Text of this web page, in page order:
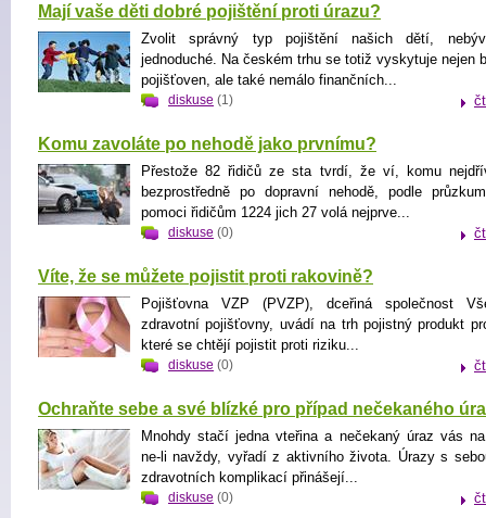
Mají vaše děti dobré pojištění proti úrazu?
Zvolit správný typ pojištění našich dětí,
jednoduché. Na českém trhu se totiž vyskytuje nejen
pojišťoven, ale také nemálo finančních...
diskuse (1)
Komu zavoláte po nehodě jako prvnímu?
Přestože 82 řidičů ze sta tvrdí, že ví, komu
bezprostředně po dopravní nehodě, podle
pomoci řidičům 1224 jich 27 volá nejprve...
diskuse (0)
Víte, že se můžete pojistit proti rakovině?
Pojišťovna VZP (PVZP), dceřiná společnost
zdravotní pojišťovny, uvádí na trh pojistný produkt
které se chtějí pojistit proti riziku...
diskuse (0)
Ochraňte sebe a své blízké pro případ nečekaného
Mnohdy stačí jedna vteřina a nečekaný úraz vás
ne-li navždy, vyřadí z aktivního života. Úrazy s
zdravotních komplikací přinášejí...
diskuse (0)